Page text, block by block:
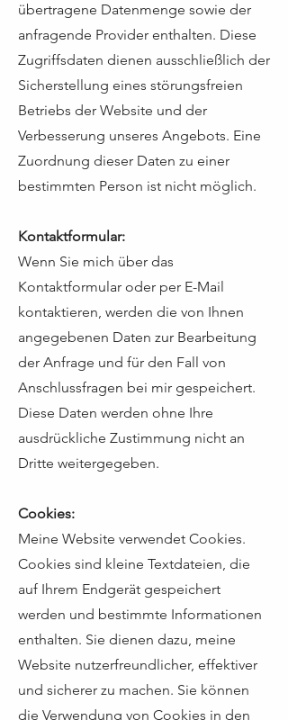
übertragene Datenmenge sowie der
anfragende Provider enthalten. Diese
Zugriffsdaten dienen ausschließlich der
Sicherstellung eines störungsfreien
Betriebs der Website und der
Verbesserung unseres Angebots. Eine
Zuordnung dieser Daten zu einer
bestimmten Person ist nicht möglich.
Kontaktformular:
Wenn Sie mich über das
Kontaktformular oder per E-Mail
kontaktieren, werden die von Ihnen
angegebenen Daten zur Bearbeitung
der Anfrage und für den Fall von
Anschlussfragen bei mir gespeichert.
Diese Daten werden ohne Ihre
ausdrückliche Zustimmung nicht an
Dritte weitergegeben.
Cookies:
Meine Website verwendet Cookies.
Cookies sind kleine Textdateien, die
auf Ihrem Endgerät gespeichert
werden und bestimmte Informationen
enthalten. Sie dienen dazu, meine
Website nutzerfreundlicher, effektiver
und sicherer zu machen. Sie können
die Verwendung von Cookies in den